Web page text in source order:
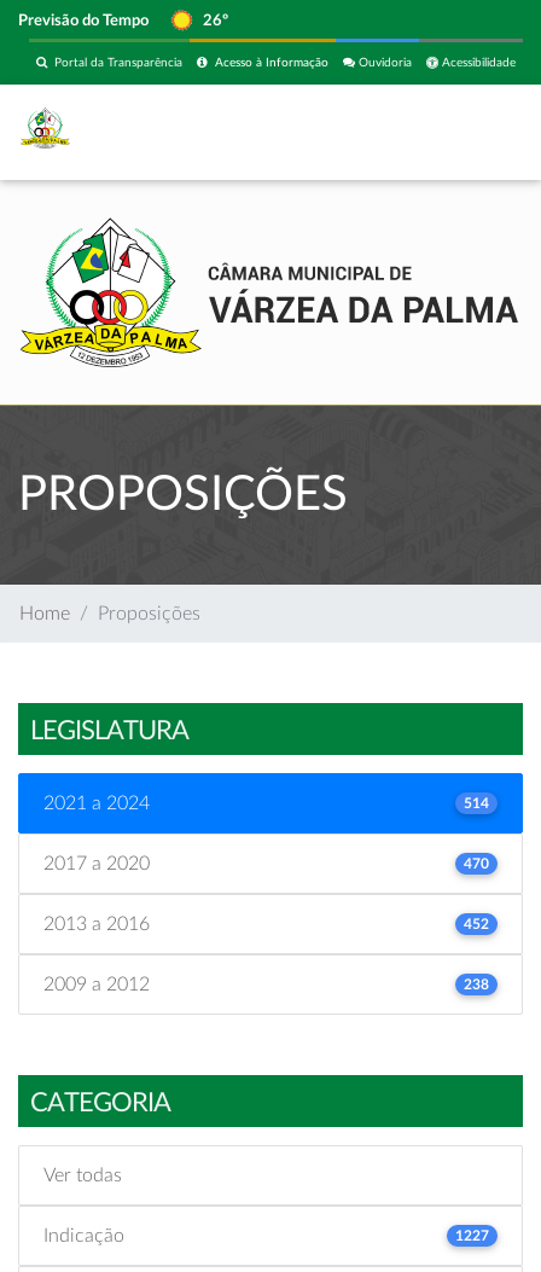
Previsão do Tempo 26º
Acessibilidade
Ouvidoria
Acesso à Informação
Portal da Transparência
PROPOSIÇÕES
Home Proposições
LEGISLATURA
2021 a 2024 514
2017 a 2020 470
2013 a 2016 452
2009 a 2012 238
CATEGORIA
Ver todas
Indicação 1227